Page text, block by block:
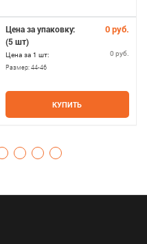
Цена за упаковку: 0 руб.
(5 шт)
Цена за 1 шт: 0 руб.
Размер: 44-46
КУПИТЬ